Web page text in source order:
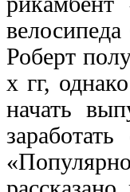
Роберт
х гг,
начать